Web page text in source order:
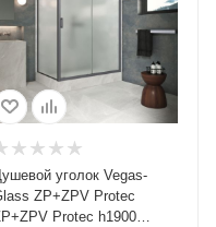
уголок Vegas-
ZP+ZPV Protec
Protec h1900